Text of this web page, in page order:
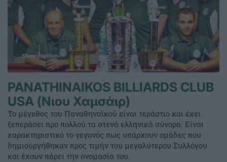
PANATHINAIKOS BILLIARDS CLUB
USA (Νιου Χαμσάιρ)
Το μέγεθος του Παναθηναϊκού είναι τεράστιο και έχει
ξεπεράσει προ πολλού τα στενά ελληνικά σύνορα. Είναι
χαρακτηριστικό το γεγονός πως υπάρχουν ομάδες που
δημιουργήθηκαν προς τιμήν του μεγαλύτερου Συλλόγου
και έχουν πάρει την ονομασία του.